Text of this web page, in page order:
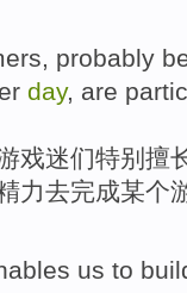
, probably
day, are
戏迷们特别 擅
力去完成某个
us to